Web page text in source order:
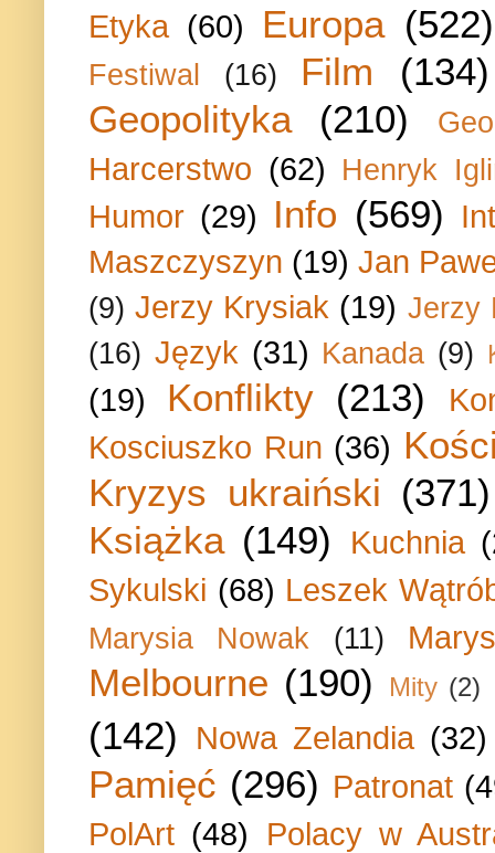
Etyka (60) Europa (522)
Festiwal (16) Film
(134)
Geopolityka
(210)
Harcerstwo (62) Henryk
Humor (29) Info (569)
Maszczyszyn (19) Jan
(9) Jerzy Krysiak (19) Jerzy
(16) Język (31) Kanada (9)
(19) Konflikty (213)
Kosciuszko Run (36)
Kryzys ukraiński (371)
Książka (149) Kuchnia
Sykulski (68) Leszek
Marysia Nowak (11)
Melbourne (190) Mity (2)
(142) Nowa Zelandia (32)
Pamięć (296) Patronat
PolArt (48) Polacy w